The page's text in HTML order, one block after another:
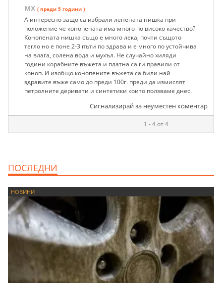
МХ ( преди 5 години )
А интересно защо са избрали ленената нишка при
положение че конопената има много по високо качество?
Конопената нишка също е много лека, почти същото
тегло но е поне 2-3 пъти по здрава и е много по устойчива
на влага, солена вода и мухъл. Не случайно хиляди
години корабните въжета и платна са ги правили от
коноп. И изобщо конопените въжета са били най
здравите въже само до преди 100г. преди да измислят
петролните деривати и синтетики които ползваме днес.
Сигнализирай за неуместен коментар
1 - 4 от 4
ПОСЛЕДНИ
НОВИНИ